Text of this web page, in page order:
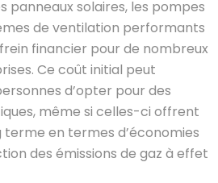
panneaux solaires, les pompes
de ventilation performants
financier pour de nombreux
Ce coût initial peut
d’opter pour des
même si celles-ci offrent
en termes d’économies
des émissions de gaz à effet